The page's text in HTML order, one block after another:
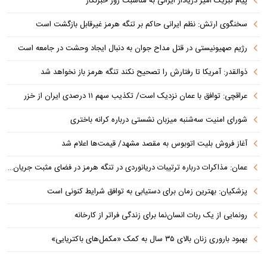
سخنگوی ارتش: نظم ایرانی حاکم بر تنگه هرمز غیرقابل بازگشت است
رژیم صهیونیستی در قتل مداح جوان به دنبال ایجاد وحشت در جامعه است
ذوالقدر: آمریکا تا رفتارش را تصحیح نکند تنگه هرمز باز نخواهد شد
عراقچی: توافق با عمان نزدیک است/ تکذیب سهم ۱۱ درصدی ایران از خزر
شورای امنیت سه‌شنبه میزبان نشستی درباره کرانه باختری
آغاز فروش بلیت اتوبوس به مقصد مشهد/ قیمت‌ها اعلام شد
عمان: مذاکرات درباره ترتیبات دریانوردی در تنگه هرمز در فضای مثبت جریان دارد
پزشکیان‌: بهترین زمان برای دستیابی به توافق شرایط کنونی است
رونمایی از یک ربات انسان‌نما برای زندگی فراتر از کارخانه
بهبود باروری زنان بالای ۳۵ سال به کمک «مکمل‌های باکتریایی»